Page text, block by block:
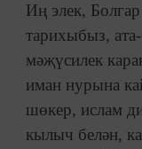
Иң элек,
тарихыбыз,
мәҗүсилек
иман нурына
шөкер, ислам
кылыч белән,